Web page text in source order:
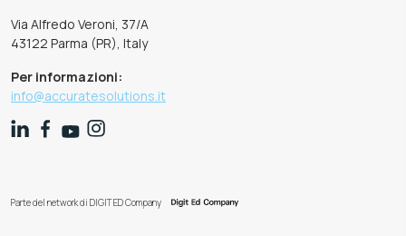
Via Alfredo Veroni, 37/A
43122 Parma (PR), Italy
Per informazioni:
info@accuratesolutions.it
Parte del network di DIGIT ED Company